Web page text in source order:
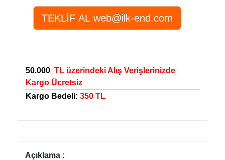
50.000 TL üzerindeki Alış Verişlerinizde
Kargo Ücretsiz
Kargo Bedeli: 350 TL
Açıklama :